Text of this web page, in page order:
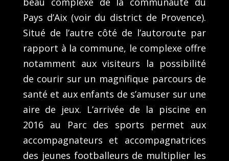
Pays d’Aix (voir du district de Provence).
Situé de l’autre côté de l’autoroute par
rapport à la commune, le complexe offre
notamment aux visiteurs la possibilité
de courir sur un magnifique parcours de
santé et aux enfants de s’amuser sur une
aire de jeux. L’arrivée de la piscine en
2016 au Parc des sports permet aux
accompagnateurs et accompagnatrices
des jeunes footballeurs de multiplier les